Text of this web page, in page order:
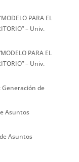
PARA EL
– Univ.
PARA EL
– Univ.
Generación de
Asuntos
Asuntos